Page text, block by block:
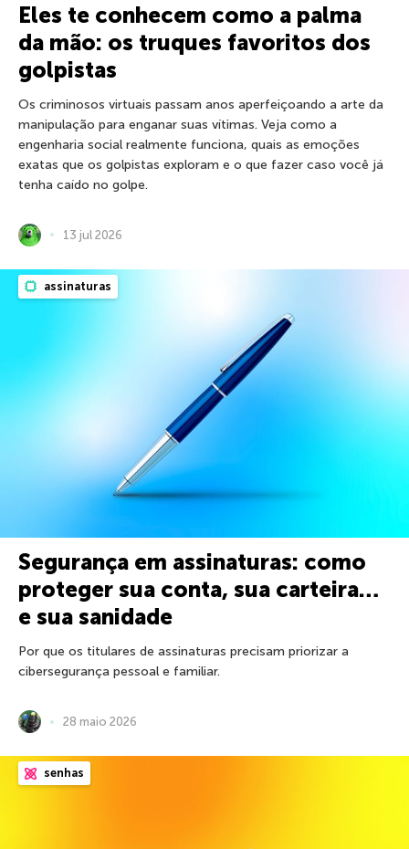
Eles te conhecem como a palma
da mão: os truques favoritos dos
golpistas
Os criminosos virtuais passam anos aperfeiçoando a arte da
manipulação para enganar suas vítimas. Veja como a
engenharia social realmente funciona, quais as emoções
exatas que os golpistas exploram e o que fazer caso você já
tenha caído no golpe.
13 jul 2026
assinaturas
Segurança em assinaturas: como
proteger sua conta, sua carteira…
e sua sanidade
Por que os titulares de assinaturas precisam priorizar a
cibersegurança pessoal e familiar.
28 maio 2026
senhas